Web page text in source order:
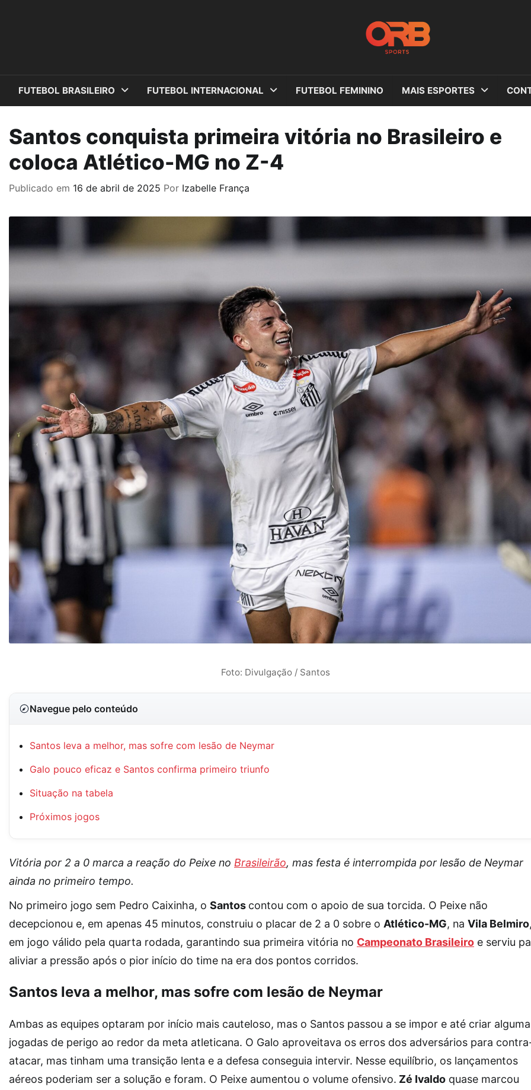
FUTEBOL BRASILEIRO FUTEBOL INTERNACIONAL FUTEBOL FEMININO MAIS ESPORTES
Santos conquista primeira vitória no Brasileiro e
coloca Atlético-MG no Z-4
Publicado em 16 de abril de 2025 Por Izabelle França
Foto: Divulgação / Santos
Navegue pelo conteúdo
Santos leva a melhor, mas sofre com lesão de Neymar
Galo pouco eficaz e Santos confirma primeiro triunfo
Situação na tabela
Próximos jogos
Vitória por 2 a 0 marca a reação do Peixe no Brasileirão, mas festa é interrompida por lesão de Neymar
ainda no primeiro tempo.
No primeiro jogo sem Pedro Caixinha, o Santos contou com o apoio de sua torcida. O Peixe não
decepcionou e, em apenas 45 minutos, construiu o placar de 2 a 0 sobre o Atlético-MG, na Vila Belmiro
em jogo válido pela quarta rodada, garantindo sua primeira vitória no Campeonato Brasileiro e serviu
aliviar a pressão após o pior início do time na era dos pontos corridos.
Santos leva a melhor, mas sofre com lesão de Neymar
Ambas as equipes optaram por início mais cauteloso, mas o Santos passou a se impor e até criar
jogadas de perigo ao redor da meta atleticana. O Galo aproveitava os erros dos adversários para
atacar, mas tinham uma transição lenta e a defesa conseguia intervir. Nesse equilíbrio, os lançamentos
aéreos poderiam ser a solução e foram. O Peixe aumentou o volume ofensivo. Zé Ivaldo quase marcou